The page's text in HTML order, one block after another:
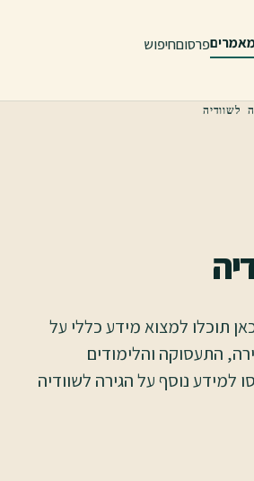
פרסוםחיפוש
לשוודיה
תוכלו למצוא מידע כללי על
התעסוקה והלימודים
למידע נוסף על הגירה לשוודיה